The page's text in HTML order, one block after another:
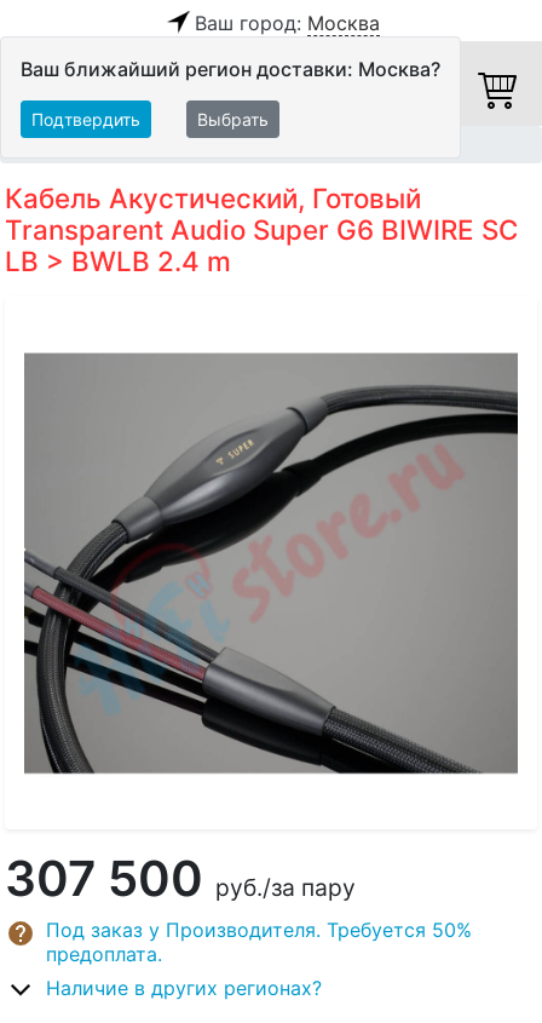
Ваш город: Москва
Ваш ближайший регион доставки: Москва?
Подтвердить Выбрать
Кабель Акустический, Готовый
Transparent Audio Super G6 BIWIRE SC
LB > BWLB 2.4 m
307 500 руб./за пару
Под заказ у Производителя. Требуется 50%
предоплата.
Наличие в других регионах?